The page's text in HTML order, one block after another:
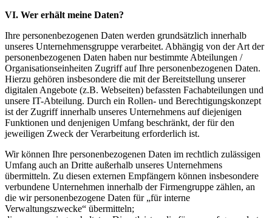
VI. Wer erhält meine Daten?
Ihre personenbezogenen Daten werden grundsätzlich innerhalb
unseres Unternehmensgruppe verarbeitet. Abhängig von der Art der
personenbezogenen Daten haben nur bestimmte Abteilungen /
Organisationseinheiten Zugriff auf Ihre personenbezogenen Daten.
Hierzu gehören insbesondere die mit der Bereitstellung unserer
digitalen Angebote (z.B. Webseiten) befassten Fachabteilungen und
unsere IT-Abteilung. Durch ein Rollen- und Berechtigungskonzept
ist der Zugriff innerhalb unseres Unternehmens auf diejenigen
Funktionen und denjenigen Umfang beschränkt, der für den
jeweiligen Zweck der Verarbeitung erforderlich ist.
Wir können Ihre personenbezogenen Daten im rechtlich zulässigen
Umfang auch an Dritte außerhalb unseres Unternehmens
übermitteln. Zu diesen externen Empfängern können insbesondere
verbundene Unternehmen innerhalb der Firmengruppe zählen, an
die wir personenbezogene Daten für „für interne
Verwaltungszwecke“ übermitteln;